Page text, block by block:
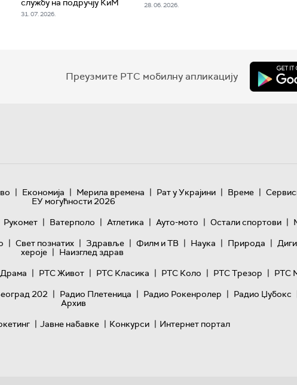
службу на подручју КиМ
31. 07. 2026.
28. 06. 2026.
Преузмите РТС мобилну апликацију
| Економија | Мерила времена | Рат у Украјини | Време |
ЕУ могућности 2026
Рукомет | Ватерполо | Атлетика | Ауто-мото | Остали спортови |
| Свет познатих | Здравље | Филм и ТВ | Наука | Природа |
хероје | Наизглед здрав
| РТС Живот | РТС Класика | РТС Коло | РТС Трезор | РТС
202 | Радио Плетеница | Радио Рокенролер | Радио Џубокс
Архив
| Јавне набавке | Конкурси | Интернет портал